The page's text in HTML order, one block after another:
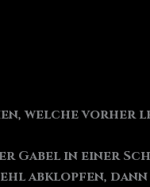
welche vorher
Gabel in einer
abklopfen,